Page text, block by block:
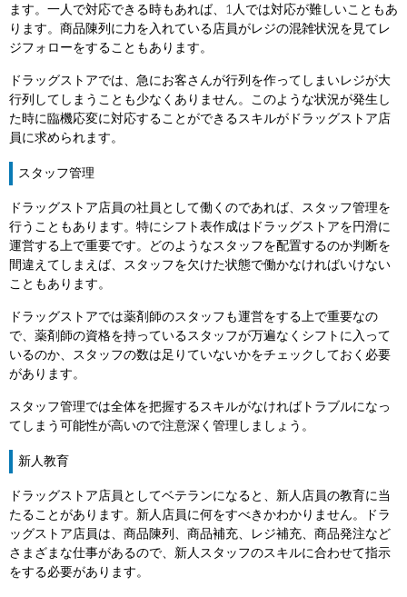
ます。一人で対応できる時もあれば、1人では対応が難しいこともあ
ります。商品陳列に力を入れている店員がレジの混雑状況を見てレ
ジフォローをすることもあります。
ドラッグストアでは、急にお客さんが行列を作ってしまいレジが大
行列してしまうことも少なくありません。このような状況が発生し
た時に臨機応変に対応することができるスキルがドラッグストア店
員に求められます。
スタッフ管理
ドラッグストア店員の社員として働くのであれば、スタッフ管理を
行うこともあります。特にシフト表作成はドラッグストアを円滑に
運営する上で重要です。どのようなスタッフを配置するのか判断を
間違えてしまえば、スタッフを欠けた状態で働かなければいけない
こともあります。
ドラッグストアでは薬剤師のスタッフも運営をする上で重要なの
で、薬剤師の資格を持っているスタッフが万遍なくシフトに入って
いるのか、スタッフの数は足りていないかをチェックしておく必要
があります。
スタッフ管理では全体を把握するスキルがなければトラブルになっ
てしまう可能性が高いので注意深く管理しましょう。
新人教育
ドラッグストア店員としてベテランになると、新人店員の教育に当
たることがあります。新人店員に何をすべきかわかりません。ドラ
ッグストア店員は、商品陳列、商品補充、レジ補充、商品発注など
さまざまな仕事があるので、新人スタッフのスキルに合わせて指示
をする必要があります。